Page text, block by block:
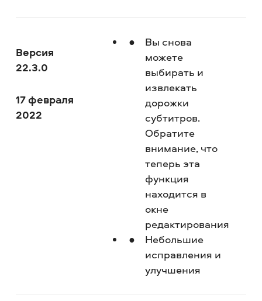
Версия
22.3.0
17 февраля
2022
Вы снова
можете
выбирать и
извлекать
дорожки
субтитров.
Обратите
внимание, что
теперь эта
функция
находится в
окне
редактирования
Небольшие
исправления и
улучшения